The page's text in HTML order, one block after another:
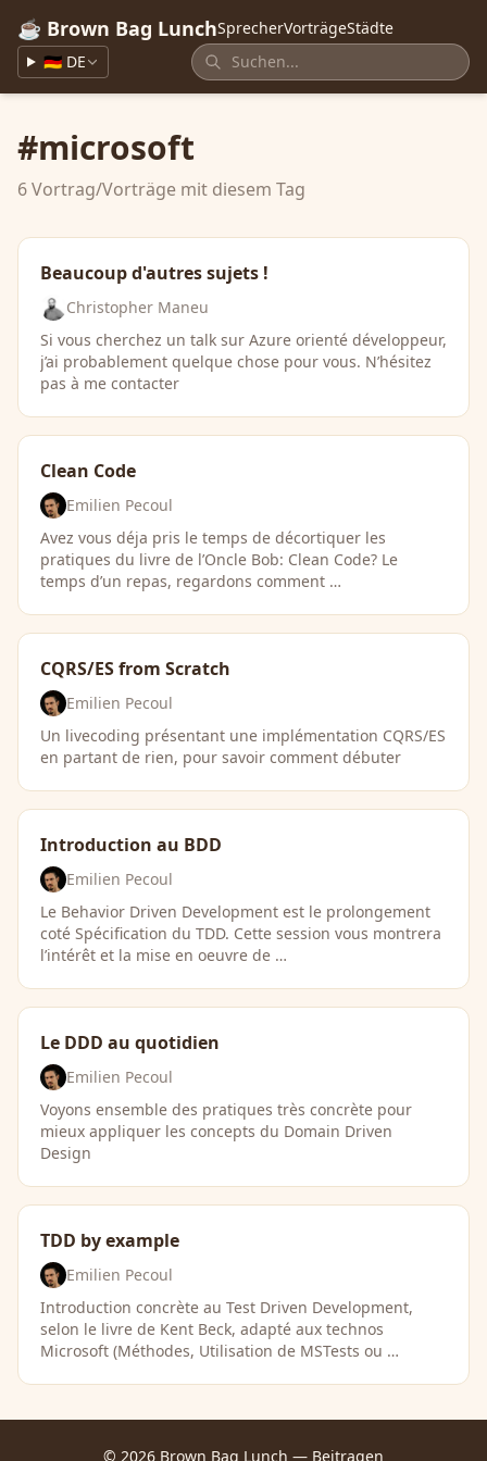
☕ Brown Bag LunchSprecherVorträgeStädte
🇩🇪 DE
#microsoft
6 Vortrag/Vorträge mit diesem Tag
Beaucoup d'autres sujets !
Christopher Maneu
Si vous cherchez un talk sur Azure orienté développeur,
j’ai probablement quelque chose pour vous. N’hésitez
pas à me contacter
Clean Code
Emilien Pecoul
Avez vous déja pris le temps de décortiquer les
pratiques du livre de l’Oncle Bob: Clean Code? Le
temps d’un repas, regardons comment …
CQRS/ES from Scratch
Emilien Pecoul
Un livecoding présentant une implémentation CQRS/ES
en partant de rien, pour savoir comment débuter
Introduction au BDD
Emilien Pecoul
Le Behavior Driven Development est le prolongement
coté Spécification du TDD. Cette session vous montrera
l’intérêt et la mise en oeuvre de …
Le DDD au quotidien
Emilien Pecoul
Voyons ensemble des pratiques très concrète pour
mieux appliquer les concepts du Domain Driven
Design
TDD by example
Emilien Pecoul
Introduction concrète au Test Driven Development,
selon le livre de Kent Beck, adapté aux technos
Microsoft (Méthodes, Utilisation de MSTests ou …
© 2026 Brown Bag Lunch — Beitragen